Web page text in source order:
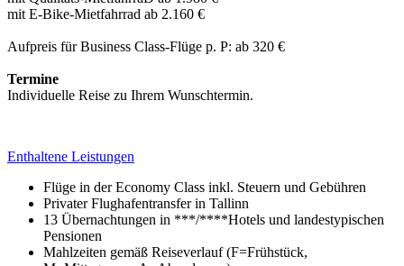
mit E-Bike-Mietfahrrad ab 2.160 €
Aufpreis für Business Class-Flüge p. P: ab 320 €
Termine
Individuelle Reise zu Ihrem Wunschtermin.
Enthaltene Leistungen
Flüge in der Economy Class inkl. Steuern und Gebühren
Privater Flughafentransfer in Tallinn
13 Übernachtungen in ***/****Hotels und landestypischen
Pensionen
Mahlzeiten gemäß Reiseverlauf (F=Frühstück,